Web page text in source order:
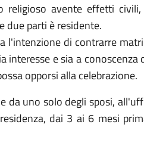
avente effetti
due parti è residente.
l'intenzione di contrarre
interesse e sia a
opporsi alla celebrazione.
da uno solo degli sposi,
dai 3 ai 6 mesi